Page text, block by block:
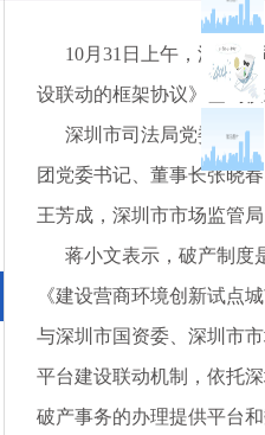
10月31日上午，深圳市
设联动的框架协议》签约
深圳市司法局党委书记
团党委书记、董事长张晓
王芳成，深圳市市场监管
蒋小文表示，破产制度
《建设营商环境创新试点
与深圳市国资委、深圳市
平台建设联动机制，依托
破产事务的办理提供平台